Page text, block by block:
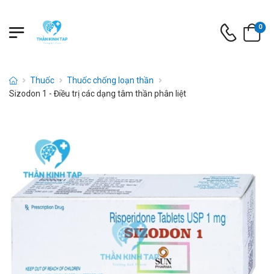
0
Thuốc
Thuốc chống loạn thần
Sizodon 1 - Điều trị các dạng tâm thần phân liệt